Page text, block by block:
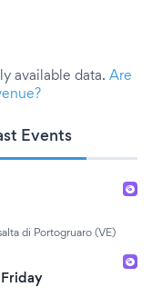
available data. Are
Events
di Portogruaro (VE)